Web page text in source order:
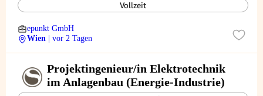
Vollzeit
epunkt GmbH
Wien
| vor 2 Tagen
Projektingenieur/in Elektrotechnik
im Anlagenbau (Energie-Industrie)